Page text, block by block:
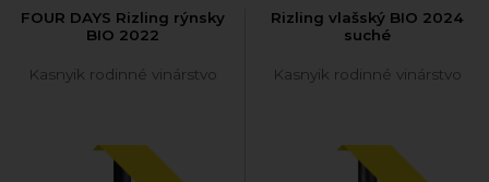
FOUR DAYS Rizling rýnsky
BIO 2022
Kasnyik rodinné vinárstvo
Rizling vlašský BIO 2024
suché
Kasnyik rodinné vinárstvo